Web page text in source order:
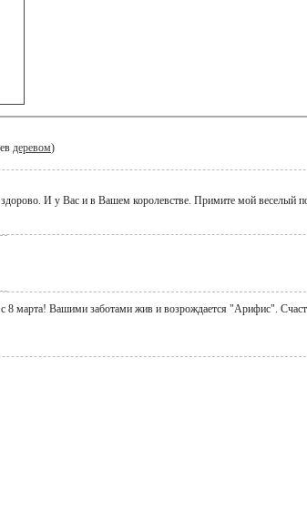
деревом)
И у Вас и в Вашем королевстве. Примите мой веселый
8 марта! Вашими заботами жив и возрождается "Арифис".